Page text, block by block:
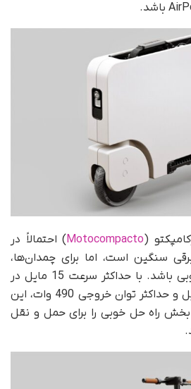
Motocompacto) احتمالاً در
سنگین‌ است، اما برای چمدان‌ها،
ممکن است در نقطه‌ خوبی باشد. با حداکثر سرعت 15 مایل در
ساعت، حداکثر برد 12 مایل و حداکثر توان خروجی 490 وات، این
راه حل خوبی را برای حمل و نقل